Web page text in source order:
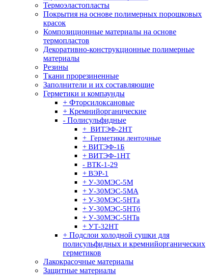
Термоэластопласты
Покрытия на основе полимерных порошковых
красок
Композиционные материалы на основе
термопластов
Декоративно-конструкционные полимерные
материалы
Резины
Ткани прорезиненные
Заполнители и их составляющие
Герметики и компаунды
+ Фторсилоксановые
+ Кремнийорганические
- Полисульфидные
+ ВИТЭФ-2НТ
+ Герметики ленточные
+ ВИТЭФ-1Б
+ ВИТЭФ-1НТ
- ВТК-1-29
+ ВЭР-1
+ У-30МЭС-5М
+ У-30МЭС-5МА
+ У-30МЭС-5НТа
+ У-30МЭС-5НТб
+ У-30МЭС-5НТв
+ УТ-32НТ
+ Подслои холодной сушки для
полисульфидных и кремнийорганических
герметиков
Лакокрасочные материалы
Защитные материалы